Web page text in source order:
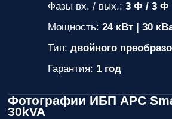
Фазы вх. / вых.:3 Ф / 3 Ф
Мощность:24 кВт | 30
Тип:двойного
Гарантия: 1 год
Фотографии ИБП APC
30kVA